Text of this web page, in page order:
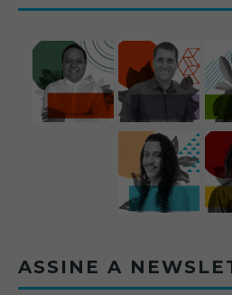
ASSINE A